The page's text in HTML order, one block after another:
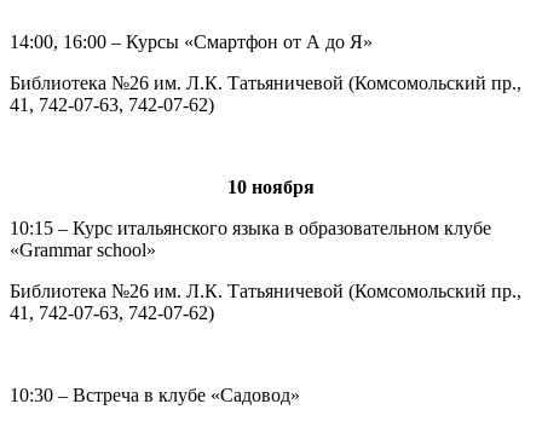
14:00, 16:00 – Курсы «Смартфон от А до Я»
Библиотека №26 им. Л.К. Татьяничевой (Комсомольский пр.,
41, 742-07-63, 742-07-62)
10 ноября
10:15 – Курс итальянского языка в образовательном клубе
«Grammar school»
Библиотека №26 им. Л.К. Татьяничевой (Комсомольский пр.,
41, 742-07-63, 742-07-62)
10:30 – Встреча в клубе «Садовод»